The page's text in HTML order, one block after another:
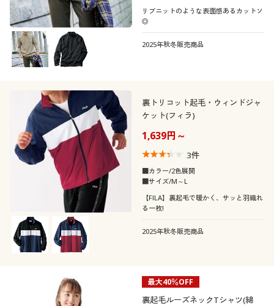
リブニットのような表面感あるカットソ
◎
2025年秋冬販売商品
裏トリコット起毛・ウィンドジャ
ケット(フィラ)
1,639円～
3件
■カラー/2色展開
■サイズ/M～L
【FILA】裏起毛で暖かく、サッと羽織れ
る一枚!
2025年秋冬販売商品
最大40％OFF
裏起毛ルーズネックTシャツ(綿